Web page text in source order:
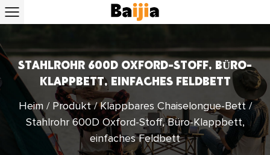
STAHLROHR 600D OXFORD-STOFF, BÜRO-
KLAPPBETT, EINFACHES FELDBETT
Heim / Produkt/Klappbares Chaiselongue-Bett/
Stahlrohr 600D Oxford-Stoff, Büro-Klappbett,
einfaches Feldbett